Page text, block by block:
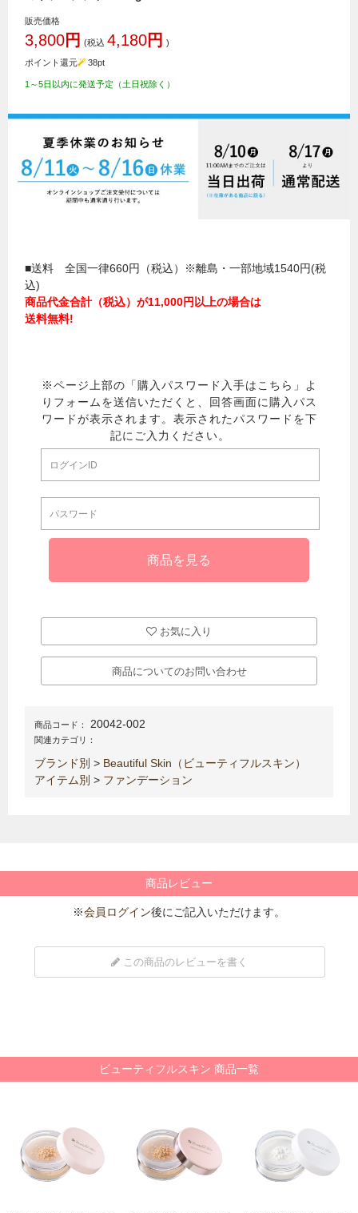
販売価格
3,800円 (税込4,180円 )
ポイント還元 38pt
1～5日以内に発送予定（土日祝除く）
■送料 全国一律660円（税込）※離島・一部地域1540円(税
込)
商品代金合計（税込）が11,000円以上の場合は
送料無料!
お気に入り
商品についてのお問い合わせ
商品コード： 20042-002
関連カテゴリ：
ブランド別 > Beautiful Skin（ビューティフルスキン）
アイテム別 > ファンデーション
商品レビュー
※会員ログイン後にご記入いただけます。
この商品のレビューを書く
ビューティフルスキン 商品一覧